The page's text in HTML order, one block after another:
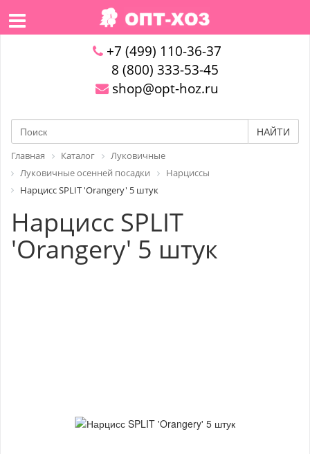
+7 (499) 110-36-37
8 (800) 333-53-45
shop@opt-hoz.ru
НАЙТИ
Главная Каталог
Луковичные
Луковичные осенней посадки
Нарциссы
Нарцисс SPLIT 'Orangery' 5 штук
Нарцисс SPLIT
'Orangery' 5 штук